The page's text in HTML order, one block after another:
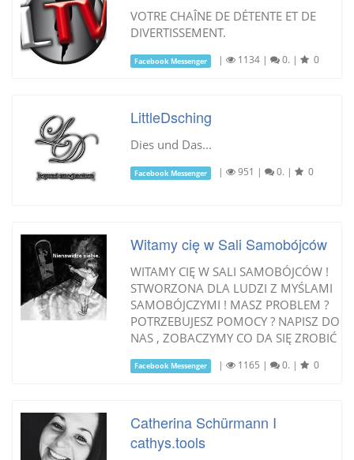
VOTRE CHAÎNE DE DÉTENTE ET DE
DIVERTISSEMENT.
Facebook Messenger | 1134 | 0. | 0
LittleDsching
Dies und Das...
Facebook Messenger | 951 | 0. | 0
Witamy cię w Sali Samobójców
WITAMY CIĘ W SALI SAMOBÓJCÓW !
STWORZONA DLA LUDZI Z MYŚLAMI
SAMOBÓJCZYMI ! MASZ PROBLEM ?
POTRZEBUJESZ POMOCY ? NAPISZ DO
NAS , ZOBACZYMY CO DA SIĘ ZROBIĆ
Facebook Messenger | 1165 | 0. | 0
Catherina Schürmann I
cathys.tools